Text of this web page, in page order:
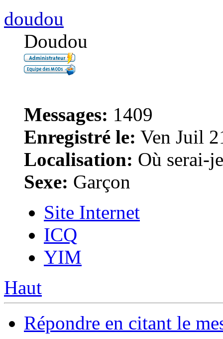
doudou
Doudou
Messages: 1409
Enregistré le: Ven Juil
Localisation: Où serai-
Sexe: Garçon
Site Internet
ICQ
YIM
Haut
Répondre en citant le